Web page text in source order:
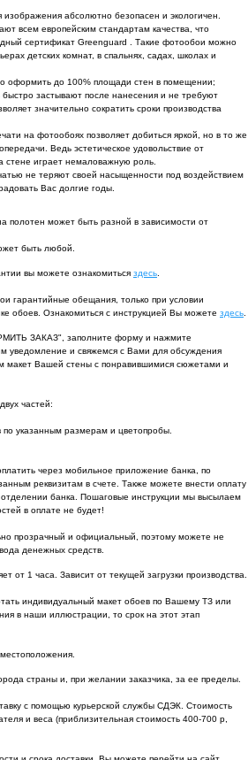
абсолютно безопасен и экологичен.
всем европейским стандартам качества, что
сертификат Greenguard . Такие фотообои можно
детских комнат, в спальнях, садах, школах и
оформить до 100% площади стен в помещении;
застывают после нанесения и не требуют
значительно сократить сроки производства
на фотообоях позволяет добиться яркой, но в то же
Ведь эстетическое удовольствие от
стене играет немаловажную роль.
не теряют своей насыщенности под воздействием
Вас долгие годы.
может быть разной в зависимости от
быть любой.
вы можете ознакомиться здесь
гарантийные обещания, только при условии
обоев. Ознакомиться с инструкцией Вы можете здесь
ЗАКАЗ", заполните форму и нажмите
и свяжемся с Вами для обсуждения
макет Вашей стены с понравившимися сюжетами и
частей:
указанным размерам и цветопробы.
через мобильное приложение банка, по
реквизитам в счете. Также можете внести оплату
банка. Пошаговые инструкции мы высылаем
в оплате не будет!
прозрачный и официальный, поэтому можете не
денежных средств.
от 1 часа. Зависит от текущей загрузки производства.
индивидуальный макет обоев по Вашему ТЗ или
в наши иллюстрации, то срок на этот этап
страны и, при желании заказчика, за ее пределы.
с помощью курьерской службы СДЭК. Стоимость
и веса (приблизительная стоимость 400-700 р,